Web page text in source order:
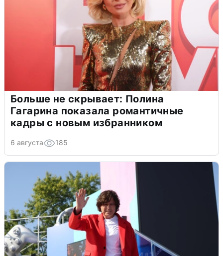
Больше не скрывает: Полина
Гагарина показала романтичные
кадры с новым избранником
6 августа 185